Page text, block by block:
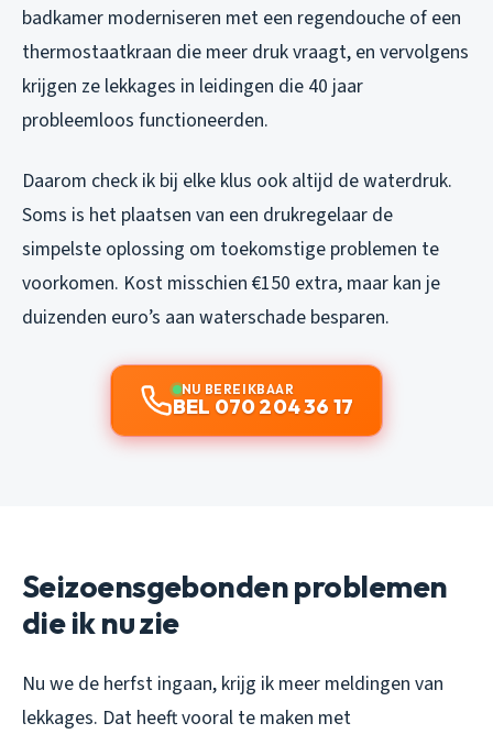
badkamer moderniseren met een regendouche of een
thermostaatkraan die meer druk vraagt, en vervolgens
krijgen ze lekkages in leidingen die 40 jaar
probleemloos functioneerden.
Daarom check ik bij elke klus ook altijd de waterdruk.
Soms is het plaatsen van een drukregelaar de
simpelste oplossing om toekomstige problemen te
voorkomen. Kost misschien €150 extra, maar kan je
duizenden euro’s aan waterschade besparen.
NU BEREIKBAAR
BEL 070 204 36 17
Seizoensgebonden problemen
die ik nu zie
Nu we de herfst ingaan, krijg ik meer meldingen van
lekkages. Dat heeft vooral te maken met